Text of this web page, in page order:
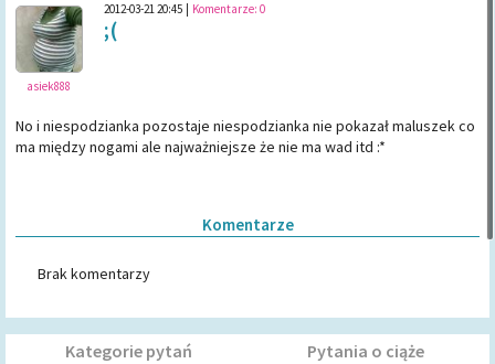
asiek888
2012-03-21 20:45 Komentarze: 0
;(
No i niespodzianka pozostaje niespodzianka nie pokazał maluszek co
ma między nogami ale najważniejsze że nie ma wad itd :*
Komentarze
Brak komentarzy
Kategorie pytań Pytania o ciąże